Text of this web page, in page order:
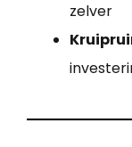
zelver